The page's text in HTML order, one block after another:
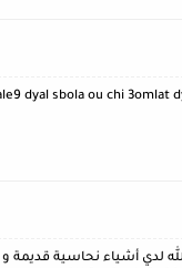
dyal sbola ou chi 3omlat
لدي أشياء نحاسية قديمة